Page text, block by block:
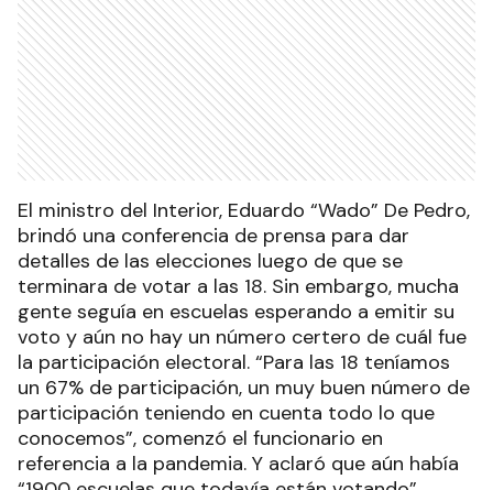
El ministro del Interior, Eduardo “Wado” De Pedro,
brindó una conferencia de prensa para dar
detalles de las elecciones luego de que se
terminara de votar a las 18. Sin embargo, mucha
gente seguía en escuelas esperando a emitir su
voto y aún no hay un número certero de cuál fue
la participación electoral. “Para las 18 teníamos
un 67% de participación, un muy buen número de
participación teniendo en cuenta todo lo que
conocemos”, comenzó el funcionario en
referencia a la pandemia. Y aclaró que aún había